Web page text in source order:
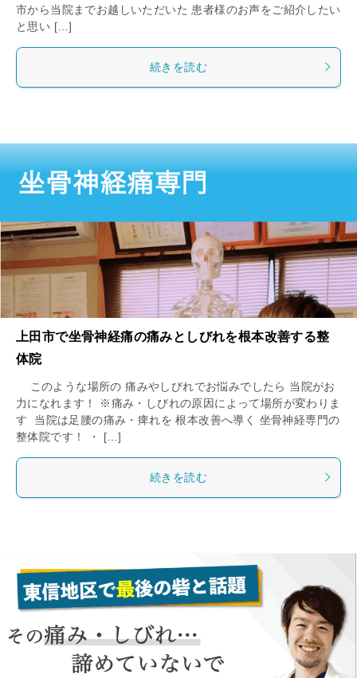
市から当院までお越しいただいた 患者様のお声をご紹介したい
と思い […]
続きを読む
上田市で坐骨神経痛の痛みとしびれを根本改善する整
体院
このような場所の 痛みやしびれでお悩みでしたら 当院がお
力になれます！ ※痛み・しびれの原因によって場所が変わりま
す 当院は足腰の痛み・痺れを 根本改善へ導く 坐骨神経専門の
整体院です！ ・ […]
続きを読む